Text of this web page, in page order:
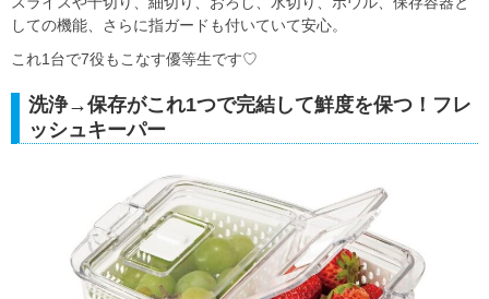
しての機能、さらに指ガードも付いていて安心。
これ1台で7役もこなす優等生です♡
洗浄→保存がこれ1つで完結して鮮度を保つ！フレ
ッシュキーパー